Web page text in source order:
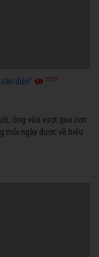
diễn" 1720
ông vừa vượt qua cơn
mỏi ngày được về biểu